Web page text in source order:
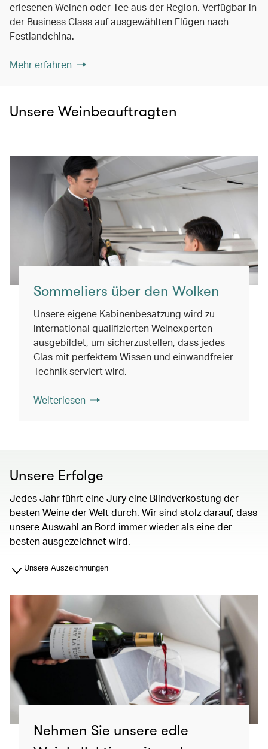
erlesenen Weinen oder Tee aus der Region. Verfügbar in
der Business Class auf ausgewählten Flügen nach
Festlandchina.
Mehr erfahren
Unsere Weinbeauftragten
Sommeliers über den Wolken
Unsere eigene Kabinenbesatzung wird zu
international qualifizierten Weinexperten
ausgebildet, um sicherzustellen, dass jedes
Glas mit perfektem Wissen und einwandfreier
Technik serviert wird.
Weiterlesen
Unsere Erfolge
Jedes Jahr führt eine Jury eine Blindverkostung der
besten Weine der Welt durch. Wir sind stolz darauf, dass
unsere Auswahl an Bord immer wieder als eine der
besten ausgezeichnet wird.
Unsere Auszeichnungen
Nehmen Sie unsere edle